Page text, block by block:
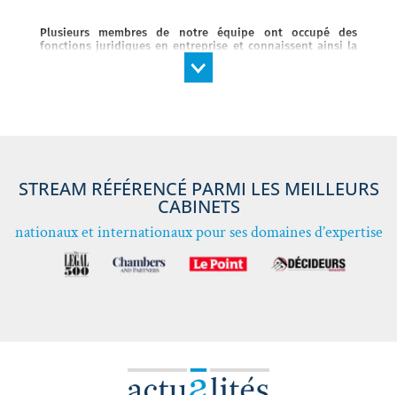
Plusieurs membres de notre équipe ont occupé des
fonctions juridiques en entreprise et connaissent ainsi la
Dédiés et complémentaires, nous sommes régulièrement
STREAM RÉFÉRENCÉ PARMI LES MEILLEURS
CABINETS
nationaux et internationaux pour ses domaines d’expertise